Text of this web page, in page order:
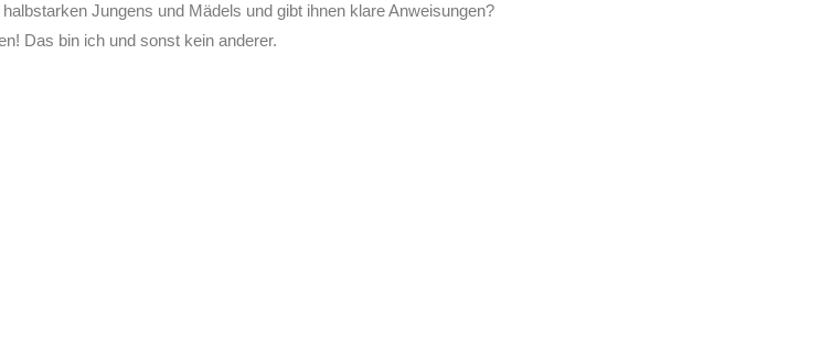
halbstarken Jungens und Mädels und gibt ihnen klare Anweisungen?
Das bin ich und sonst kein anderer.